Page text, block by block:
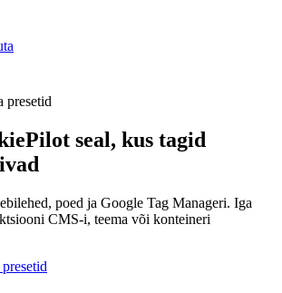
presetid
seal, kus tagid
poed ja Google Tag Manageri. Iga
CMS-i, teema või konteineri